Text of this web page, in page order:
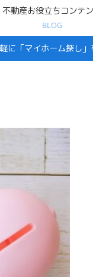
不動産お役立ちコンテ
BLOG
「マイホーム探し」